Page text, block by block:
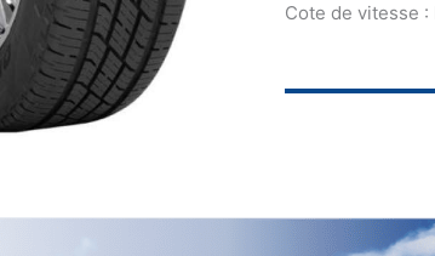
Cote de vitesse :